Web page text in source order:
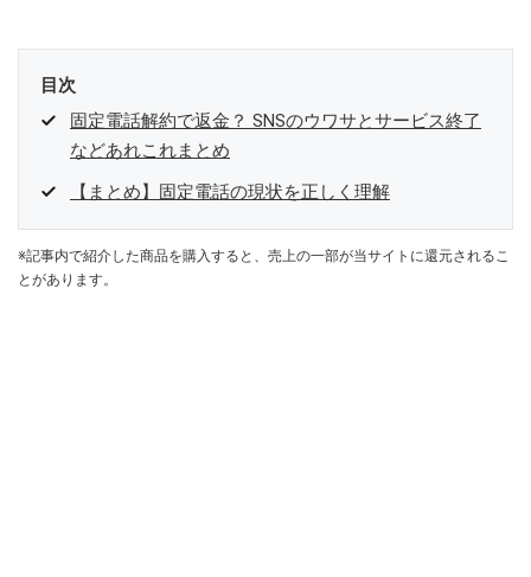
目次
固定電話解約で返金？ SNSのウワサとサービス終了
などあれこれまとめ
【まとめ】固定電話の現状を正しく理解
※記事内で紹介した商品を購入すると、売上の一部が当サイトに還元されるこ
とがあります。